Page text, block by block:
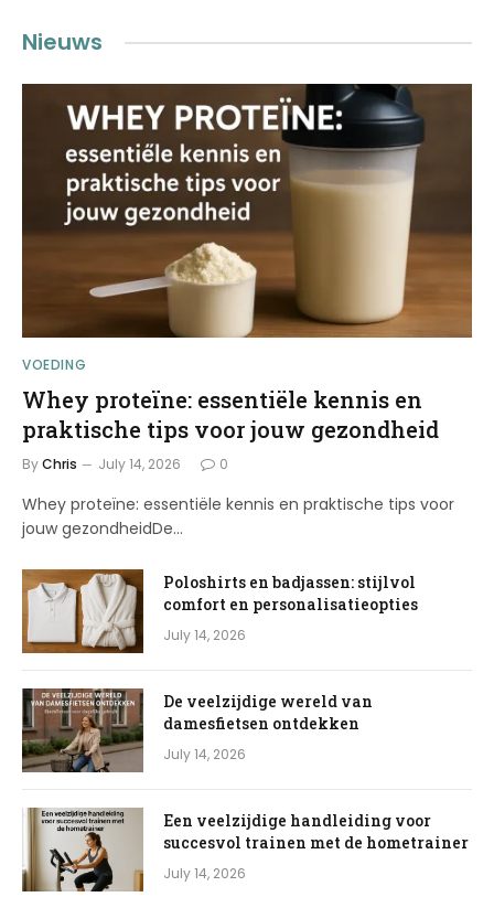
Nieuws
VOEDING
Whey proteïne: essentiële kennis en
praktische tips voor jouw gezondheid
ByChris July 14, 2026 0
Whey proteïne: essentiële kennis en praktische tips voor
jouw gezondheidDe…
Poloshirts en badjassen: stijlvol
comfort en personalisatieopties
July 14, 2026
De veelzijdige wereld van
damesfietsen ontdekken
July 14, 2026
Een veelzijdige handleiding voor
succesvol trainen met de hometrainer
July 14, 2026